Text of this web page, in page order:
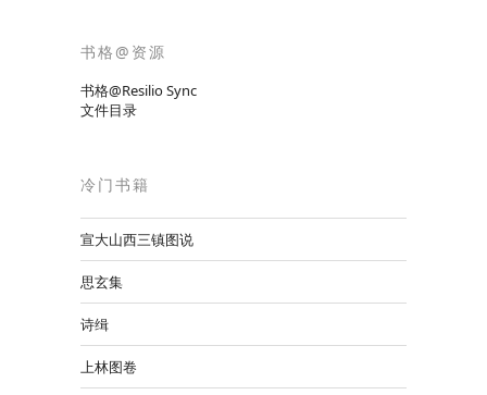
书格@资源
书格@Resilio Sync
文件目录
冷门书籍
宣大山西三镇图说
思玄集
诗缉
上林图卷